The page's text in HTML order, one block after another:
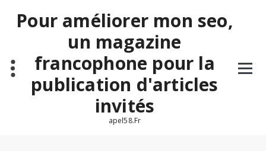
contenuPour améliorer mon seo,
un magazine
francophone pour la
publication d'articles
invités
apel58.Fr